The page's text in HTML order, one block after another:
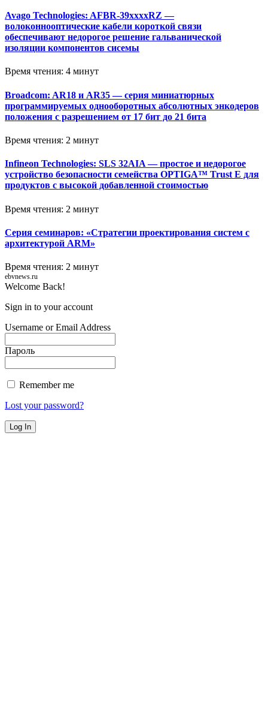
Avago Technologies: AFBR-39xxxxRZ —
волоконнооптические кабели короткой связи
обеспечивают недорогое решение гальванической
изоляции компонентов сисемы
Время чтения: 4 минут
Broadcom: AR18 и AR35 — серия миниатюрных
программируемых однооборотных абсолютных энкодеров
положения с разрешением от 17 бит до 21 бита
Время чтения: 2 минут
Infineon Technologies: SLS 32AIA — простое и недорогое
устройство безопасности семейства OPTIGA™ Trust E для
продуктов с высокой добавленной стоимостью
Время чтения: 2 минут
Серия семинаров: «Стратегии проектирования систем с
архитектурой ARM»
Время чтения: 2 минут
ebvnews.ru
Welcome Back!
Sign in to your account
Username or Email Address
Пароль
Remember me
Lost your password?